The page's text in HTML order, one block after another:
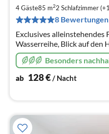
4 Gäste85 m22 Schlafzimmer
8 Bewertungen
Exclusives alleinstehendes
Wasserreihe, Blick auf den
Infrarotsaunakabine
Besonders
ab 128€/ Nacht